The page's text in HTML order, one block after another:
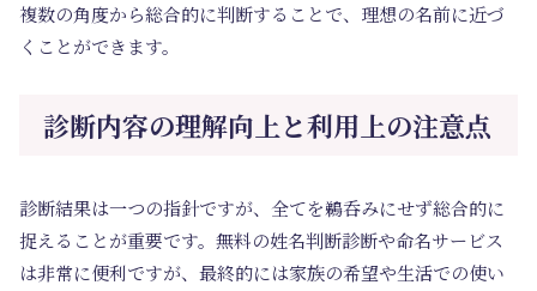
複数の角度から総合的に判断することで、理想の名前に近づ
くことができます。
診断内容の理解向上と利用上の注意点
診断結果は一つの指針ですが、全てを鵜呑みにせず総合的に
捉えることが重要です。無料の姓名判断診断や命名サービス
は非常に便利ですが、最終的には家族の希望や生活での使い